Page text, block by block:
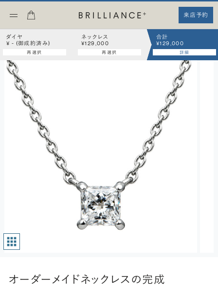
来店予約
ダイヤ
¥ - (御成約済み)
再選択
ネックレス
¥129,000
再選択
合計
¥129,000
詳細
オーダーメイドネックレスの完成